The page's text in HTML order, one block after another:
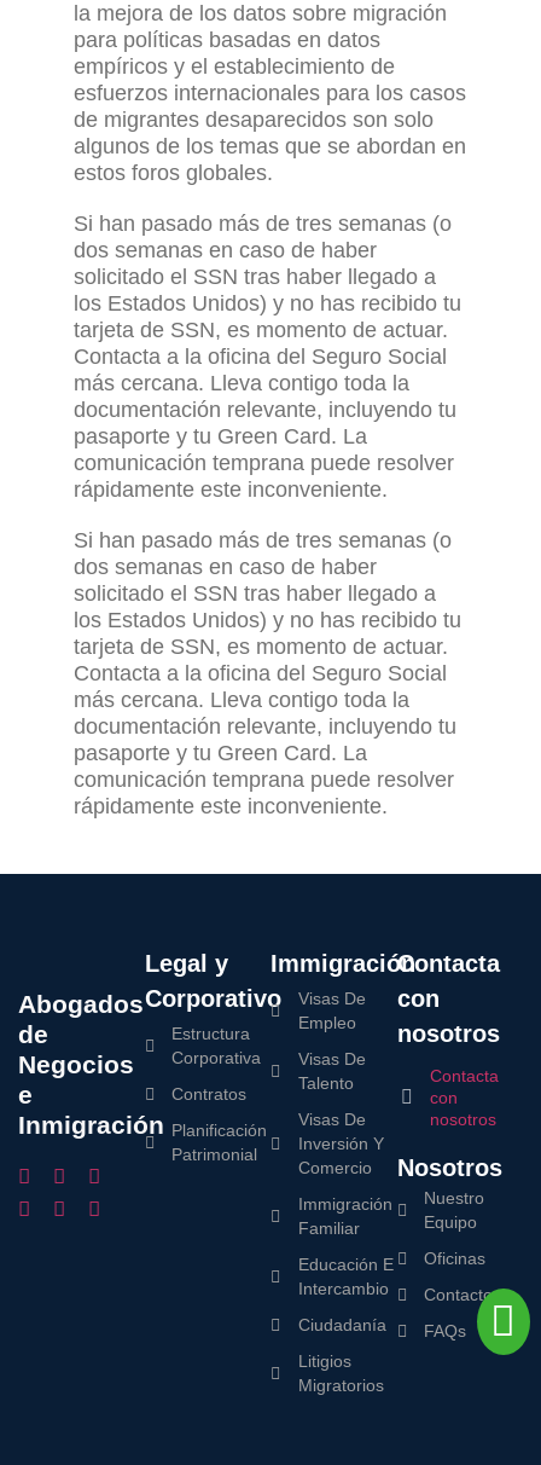
la mejora de los datos sobre migración
para políticas basadas en datos
empíricos y el establecimiento de
esfuerzos internacionales para los casos
de migrantes desaparecidos son solo
algunos de los temas que se abordan en
estos foros globales.
Si han pasado más de tres semanas (o
dos semanas en caso de haber
solicitado el SSN tras haber llegado a
los Estados Unidos) y no has recibido tu
tarjeta de SSN, es momento de actuar.
Contacta a la oficina del Seguro Social
más cercana. Lleva contigo toda la
documentación relevante, incluyendo tu
pasaporte y tu Green Card. La
comunicación temprana puede resolver
rápidamente este inconveniente.
Si han pasado más de tres semanas (o
dos semanas en caso de haber
solicitado el SSN tras haber llegado a
los Estados Unidos) y no has recibido tu
tarjeta de SSN, es momento de actuar.
Contacta a la oficina del Seguro Social
más cercana. Lleva contigo toda la
documentación relevante, incluyendo tu
pasaporte y tu Green Card. La
comunicación temprana puede resolver
rápidamente este inconveniente.
Abogados
de
Negocios
e
Inmigración
Legal y
Corporativo
Estructura
Corporativa
Contratos
Planificación
Patrimonial
Immigración
Visas De
Empleo
Visas De
Talento
Visas De
Inversión Y
Comercio
Immigración
Familiar
Educación E
Intercambio
Ciudadanía
Litigios
Migratorios
Contacta
con
nosotros
Contacta
con
nosotros
Nosotros
Nuestro
Equipo
Oficinas
Contacto
FAQs